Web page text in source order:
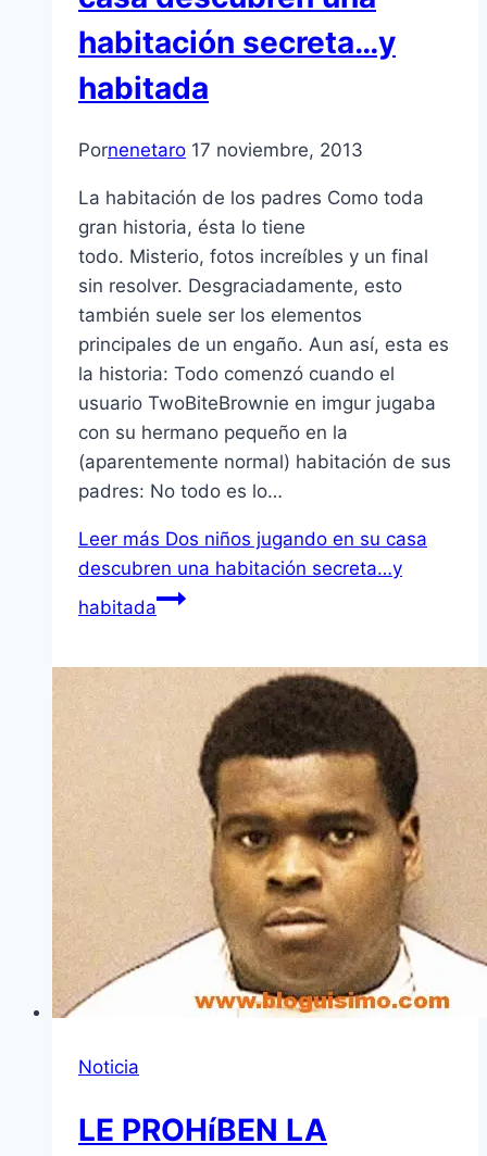
habitación secreta…y
habitada
Pornenetaro 17 noviembre, 2013
La habitación de los padres Como toda
gran historia, ésta lo tiene
todo. Misterio, fotos increíbles y un final
sin resolver. Desgraciadamente, esto
también suele ser los elementos
principales de un engaño. Aun así, esta es
la historia: Todo comenzó cuando el
usuario TwoBiteBrownie en imgur jugaba
con su hermano pequeño en la
(aparentemente normal) habitación de sus
padres: No todo es lo…
Leer más Dos niños jugando en su casa
descubren una habitación secreta…y
habitada
Noticia
LE PROHíBEN LA